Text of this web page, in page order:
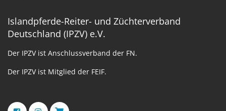
Islandpferde-Reiter- und Züchterverband
Deutschland (IPZV) e.V.
Der IPZV ist Anschlussverband der FN.
Der IPZV ist Mitglied der FEIF.